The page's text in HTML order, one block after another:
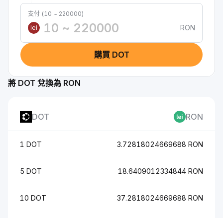
支付 (10 ~ 220000)
lei
RON
購買 DOT
將 DOT 兌換為 RON
DOT RON
1 DOT 3.72818024669688 RON
5 DOT 18.6409012334844 RON
10 DOT 37.2818024669688 RON